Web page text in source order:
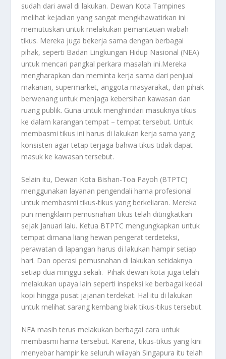
sudah dari awal di lakukan. Dewan Kota Tampines
melihat kejadian yang sangat mengkhawatirkan ini
memutuskan untuk melakukan pemantauan wabah
tikus. Mereka juga bekerja sama dengan berbagai
pihak, seperti Badan Lingkungan Hidup Nasional (NEA)
untuk mencari pangkal perkara masalah ini.Mereka
mengharapkan dan meminta kerja sama dari penjual
makanan, supermarket, anggota masyarakat, dan pihak
berwenang untuk menjaga kebersihan kawasan dan
ruang publik. Guna untuk menghindari masuknya tikus
ke dalam karangan tempat – tempat tersebut. Untuk
membasmi tikus ini harus di lakukan kerja sama yang
konsisten agar tetap terjaga bahwa tikus tidak dapat
masuk ke kawasan tersebut.
Selain itu, Dewan Kota Bishan-Toa Payoh (BTPTC)
menggunakan layanan pengendali hama profesional
untuk membasmi tikus-tikus yang berkeliaran. Mereka
pun mengklaim pemusnahan tikus telah ditingkatkan
sejak Januari lalu. Ketua BTPTC mengungkapkan untuk
tempat dimana liang hewan pengerat terdeteksi,
perawatan di lapangan harus di lakukan hampir setiap
hari. Dan operasi pemusnahan di lakukan setidaknya
setiap dua minggu sekali. Pihak dewan kota juga telah
melakukan upaya lain seperti inspeksi ke berbagai kedai
kopi hingga pusat jajanan terdekat. Hal itu di lakukan
untuk melihat sarang kembang biak tikus-tikus tersebut.
NEA masih terus melakukan berbagai cara untuk
membasmi hama tersebut. Karena, tikus-tikus yang kini
menyebar hampir ke seluruh wilayah Singapura itu telah